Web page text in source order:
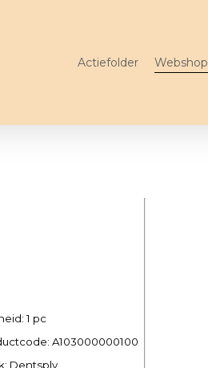
Actiefolder Webshop
1 pc
A103000000100
Dentsply